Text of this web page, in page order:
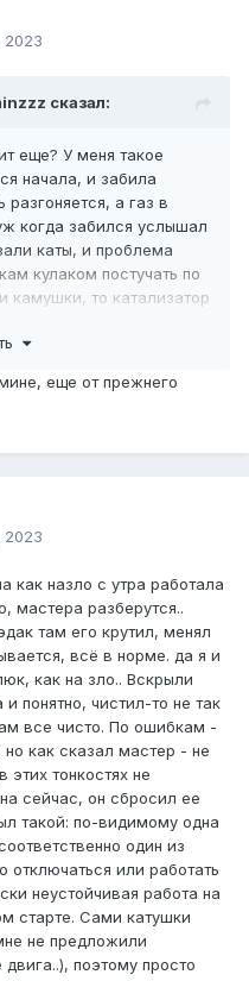
2023
сказал:
еще? У меня такое
начала, и забила
а газ в
когда забился услышал
каты, и проблема
кулаком постучать по
камушки, то катализатор
еще от прежнего
2023
назло с утра работала
мастера разберутся..
там его крутил, менял
всё в норме. да я и
как на зло.. Вскрыли
понятно, чистил-то не так
все чисто. По ошибкам -
как сказал мастер - не
тонкостях не
сейчас, он сбросил ее
такой: по-видимому одна
один из
или работать
неустойчивая работа на
старте. Сами катушки
не предложили
поэтому просто